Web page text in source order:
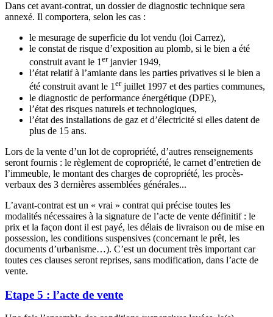
Dans cet avant-contrat, un dossier de diagnostic technique sera
annexé. Il comportera, selon les cas :
le mesurage de superficie du lot vendu (loi Carrez),
le constat de risque d’exposition au plomb, si le bien a été
construit avant le 1erjanvier 1949,
l’état relatif à l’amiante dans les parties privatives si le bien a
été construit avant le 1erjuillet 1997 et des parties communes,
le diagnostic de performance énergétique (DPE),
l’état des risques naturels et technologiques,
l’état des installations de gaz et d’électricité si elles datent de
plus de 15 ans.
Lors de la vente d’un lot de copropriété, d’autres renseignements
seront fournis : le règlement de copropriété, le carnet d’entretien de
l’immeuble, le montant des charges de copropriété, les procès-
verbaux des 3 dernières assemblées générales...
L’avant-contrat est un « vrai » contrat qui précise toutes les
modalités nécessaires à la signature de l’acte de vente définitif : le
prix et la façon dont il est payé, les délais de livraison ou de mise en
possession, les conditions suspensives (concernant le prêt, les
documents d’urbanisme…). C’est un document très important car
toutes ces clauses seront reprises, sans modification, dans l’acte de
vente.
Etape 5 : l’acte de vente